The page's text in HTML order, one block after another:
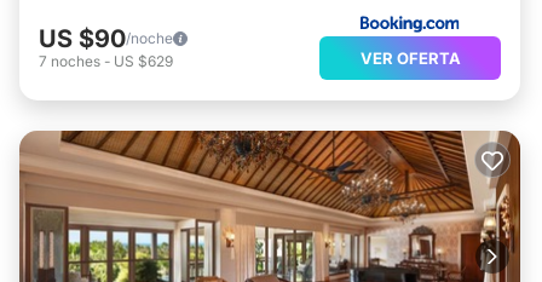
US $90/noche
7 noches - US $629 VER OFERTA